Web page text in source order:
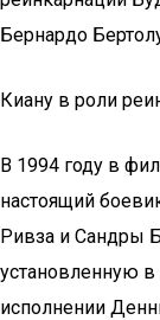
Бернардо
Киану в роли
В 1994 году в
настоящий
Ривза и Сандры
установленную
исполнении